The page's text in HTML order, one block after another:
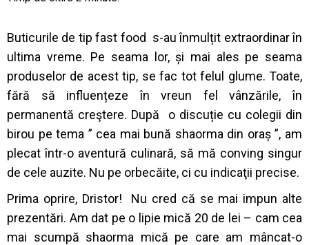
Buticurile de tip fast food s-au înmulțit extraordinar în
ultima vreme. Pe seama lor, și mai ales pe seama
produselor de acest tip, se fac tot felul glume. Toate,
fără să influențeze în vreun fel vânzările, în
permanentă creştere. După o discuție cu colegii din
birou pe tema ” cea mai bună shaorma din oraș ”, am
plecat într-o aventură culinară, să mă conving singur
de cele auzite. Nu pe orbecăite, ci cu indicaţii precise.
Prima oprire, Dristor! Nu cred că se mai impun alte
prezentări. Am dat pe o lipie mică 20 de lei – cam cea
mai scumpă shaorma mică pe care am mâncat-o